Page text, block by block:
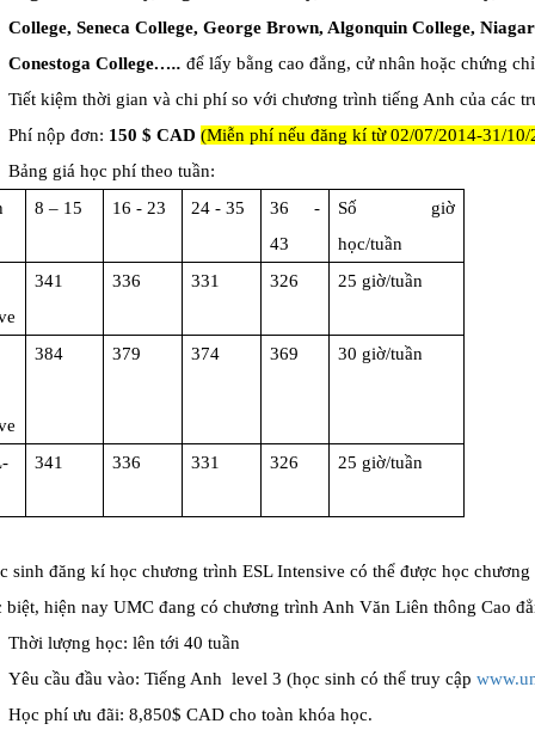
College, Seneca College, George Brown, Algonquin College,
Conestoga College….. để lấy bằng cao đẳng, cử nhân hoặc chứng
Tiết kiệm thời gian và chi phí so với chương trình tiếng Anh của các
Phí nộp đơn: 150 $ CAD (Miễn phí nếu đăng kí từ 02/07/2014-31/10/
Bảng giá học phí theo tuần:
8 – 15 16 - 23 24 - 35
36 -
43
Số giờ
học/tuần
341 336 331 326 25 giờ/tuần
384 379 374 369 30 giờ/tuần
341 336 331 326 25 giờ/tuần
sinh đăng kí học chương trình ESL Intensive có thể được học chương
biệt, hiện nay UMC đang có chương trình Anh Văn Liên thông Cao
Thời lượng học: lên tới 40 tuần
Yêu cầu đầu vào: Tiếng Anh level 3 (học sinh có thể truy cập
Học phí ưu đãi: 8,850$ CAD cho toàn khóa học.